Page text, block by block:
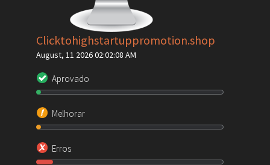
Clicktohighstartuppromotion.shop
August, 11 2026 02:02:08 AM
Aprovado
Melhorar
Erros